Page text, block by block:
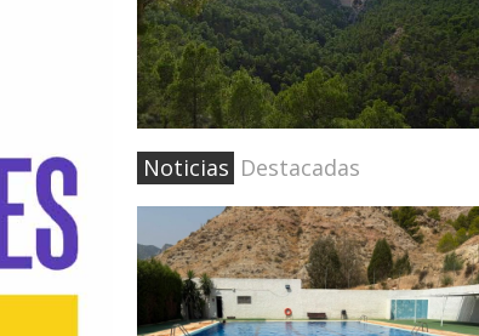
Noticias Destacadas